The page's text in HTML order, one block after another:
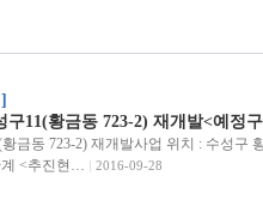
구11(황금동 723-2) 재개발<예정
금동 723-2) 재개발사업 위치 : 수성구
계 <추진현…
2016-09-28